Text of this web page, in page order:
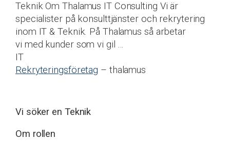
Teknik Om Thalamus IT Consulting Vi är
specialister på konsulttjänster och rekrytering
inom IT & Teknik. På Thalamus så arbetar
vi med kunder som vi gil …
IT
Rekryteringsföretag – thalamus
Vi söker en Teknik
Om rollen